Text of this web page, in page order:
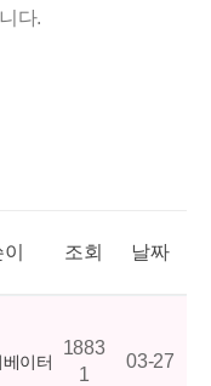
다.
조회 날짜
이터
1883
1
03-27